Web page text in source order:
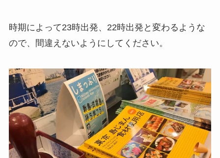
時期によって23時出発、22時出発と変わるような
ので、間違えないようにしてください。